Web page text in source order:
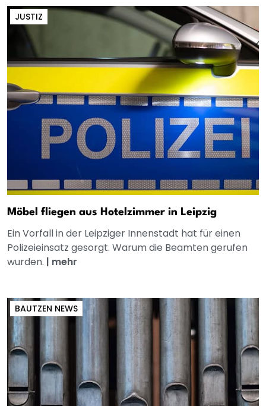
JUSTIZ
Möbel fliegen aus Hotelzimmer in Leipzig
Ein Vorfall in der Leipziger Innenstadt hat für einen
Polizeieinsatz gesorgt. Warum die Beamten gerufen
wurden. | mehr
BAUTZEN NEWS